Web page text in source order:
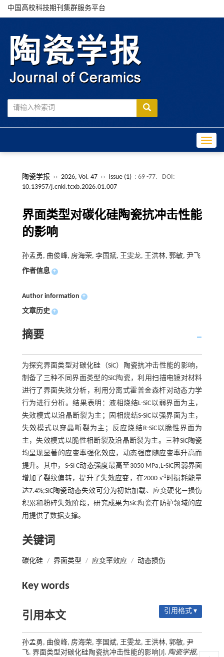
中国高校科技期刊集群服务平台
陶瓷学报 ›› 2026, Vol. 47 ›› Issue (1) : 69 -77.
DOI:
10.13957/j.cnki.tcxb.2026.01.007
界面类型对碳化硅陶瓷抗冲击性能
的影响
孙孟勇, 曲俊峰, 房海荣, 李国斌, 王雯龙, 王洪林, 郭敏, 尹飞
作者信息 +
Author information +
文章历史 +
摘要
为探究界面类型对碳化硅（SiC）陶瓷抗冲击性能的影响，
制备了三种不同界面类型的SiC陶瓷，利用扫描电镜对材料
进行了界面失效分析，利用分离式霍普金森杆对动态力学
行为进行分析。结果表明：液相烧结L-SiC以弱界面为主，
失效模式以沿晶断裂为主；固相烧结S-SiC以强界面为主，
失效模式以穿晶断裂为主；反应烧结R-SiC以脆性界面为
主，失效模式以脆性相断裂及沿晶断裂为主。三种SiC陶瓷
均呈现显著的应变率强化效应，动态强度随应变率升高而
提升。其中，S-Si C动态强度最高至3050 MPa,L-SiC因弱界面
增加了裂纹偏转，提升了失效应变，在2000 s-1时损耗能量
达7.4%;SiC陶瓷动态失效可分为初始加载、应变硬化—损伤
积累和粉碎失效阶段，研究成果为SiC陶瓷在防护领域的应
用提供了数据支撑。
关键词
碳化硅 / 界面类型 / 应变率效应 / 动态损伤
Key words
引用本文 引用格式 ▾
孙孟勇, 曲俊峰, 房海荣, 李国斌, 王雯龙, 王洪林, 郭敏, 尹
飞. 界面类型对碳化硅陶瓷抗冲击性能的影响[J]. 陶瓷学报,